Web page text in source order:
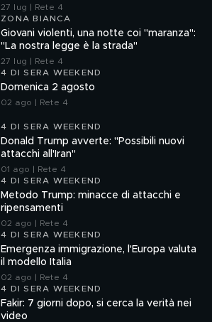
27 lug | Rete 4
ZONA BIANCA
Giovani violenti, una notte coi "maranza":
"La nostra legge è la strada"
27 lug | Rete 4
4 DI SERA WEEKEND
Domenica 2 agosto
02 ago | Rete 4
4 DI SERA WEEKEND
Donald Trump avverte: "Possibili nuovi
attacchi all'Iran"
01 ago | Rete 4
4 DI SERA WEEKEND
Metodo Trump: minacce di attacchi e
ripensamenti
02 ago | Rete 4
4 DI SERA WEEKEND
Emergenza immigrazione, l'Europa valuta
il modello Italia
02 ago | Rete 4
4 DI SERA WEEKEND
Fakir: 7 giorni dopo, si cerca la verità nei
video